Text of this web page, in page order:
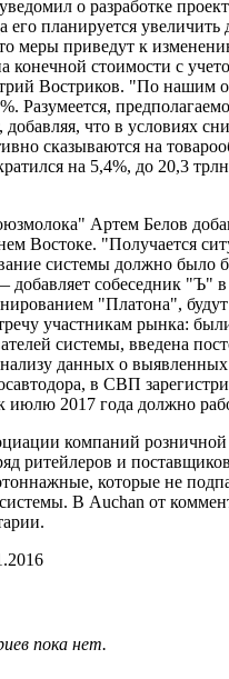
о разработке
его планируется
меры приведут к
конечной стоимости с
Востриков. "По нашим
Разумеется,
что в условиях
сказываются на
на 5,4%, до 20,3
Артем Белов
Востоке. "Получается
системы должно
добавляет собеседник
"Платона",
участникам рынка:
системы, введена
данных о
в СВП
июлю 2017 года должно
компаний
ритейлеров и
которые не
В Auchan от
пока нет.